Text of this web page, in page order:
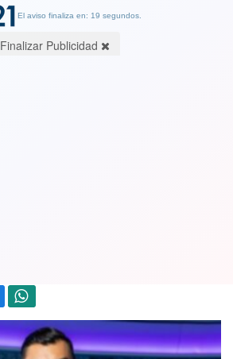
El aviso finaliza en: 19 segundos.
Finalizar Publicidad